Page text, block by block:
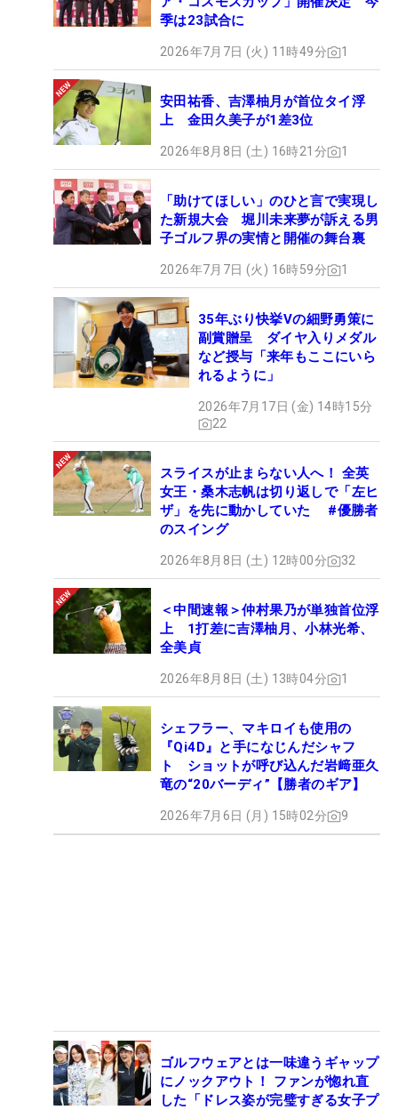
季は23試合に
2026年7月7日 (火) 11時49分 1
安田祐香、吉澤柚月が首位タイ浮
上 金田久美子が1差3位
2026年8月8日 (土) 16時21分 1
「助けてほしい」のひと言で実現し
た新規大会 堀川未来夢が訴える男
子ゴルフ界の実情と開催の舞台裏
2026年7月7日 (火) 16時59分 1
35年ぶり快挙Vの細野勇策に
副賞贈呈 ダイヤ入りメダル
など授与「来年もここにいら
れるように」
2026年7月17日 (金) 14時15分
22
スライスが止まらない人へ！ 全英
女王・桑木志帆は切り返しで「左ヒ
ザ」を先に動かしていた #優勝者
のスイング
2026年8月8日 (土) 12時00分 32
＜中間速報＞仲村果乃が単独首位浮
上 1打差に吉澤柚月、小林光希、
全美貞
2026年8月8日 (土) 13時04分 1
シェフラー、マキロイも使用の
『Qi4D』と手になじんだシャフ
ト ショットが呼び込んだ岩﨑亜久
竜の“20バーディ”【勝者のギア】
2026年7月6日 (月) 15時02分 9
ゴルフウェアとは一味違うギャップ
にノックアウト！ ファンが惚れ直
した「ドレス姿が完璧すぎる女子プ